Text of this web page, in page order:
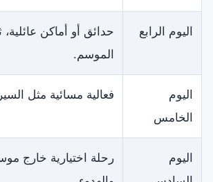
اليوم الرابع
حدائق أو أماكن
الموسم.
اليوم
الخامس
فعالية مسائية مثل
اليوم
رحلة اختيارية خارج